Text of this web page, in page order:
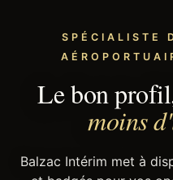
SPÉCIALISTE
Le bon
moins
Balzac Intérim met à